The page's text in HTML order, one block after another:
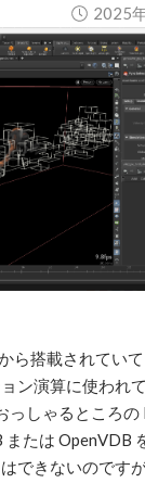
2025
ら搭載されてい
ン演算に使われて
っしゃるところの
または OpenVDB
できないのです